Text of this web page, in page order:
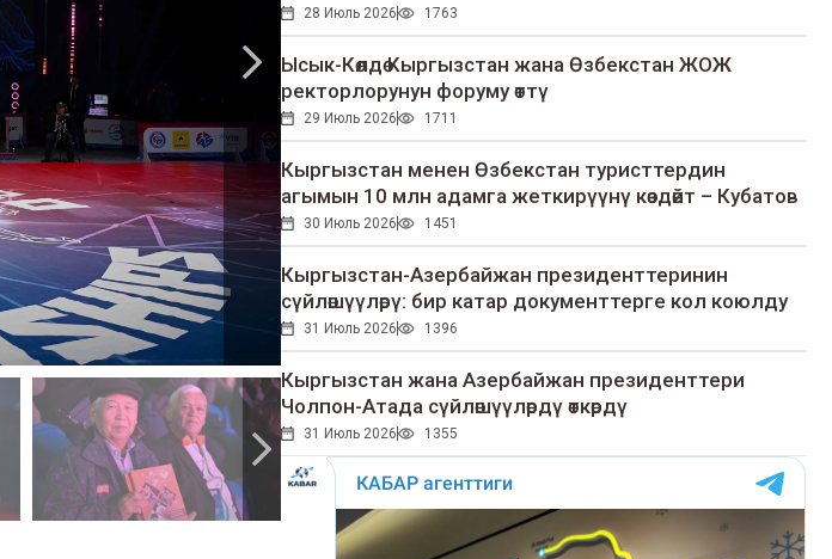
28 Июль 2026 1763
Ысык-Көлдө Кыргызстан жана Өзбекстан ЖОЖ
ректорлорунун форуму өттү
29 Июль 2026 1711
Кыргызстан менен Өзбекстан туристтердин
агымын 10 млн адамга жеткирүүнү көздөйт – Кубатов
30 Июль 2026 1451
Кыргызстан-Азербайжан президенттеринин
сүйлөшүүлөрү: бир катар документтерге кол коюлду
31 Июль 2026 1396
Кыргызстан жана Азербайжан президенттери
Чолпон-Атада сүйлөшүүлөрдү өткөрдү
31 Июль 2026 1355